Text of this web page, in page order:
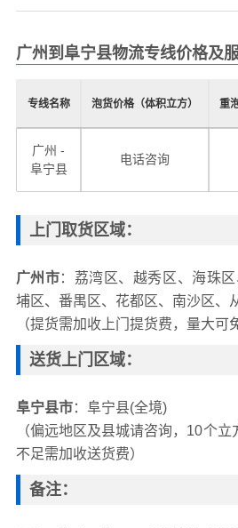
广州到阜宁县物流专线价格及
专线名称 泡货价格（体积立方） 重
广州 -
阜宁县
电话咨询
上门取货区域：
广州市：荔湾区、越秀区、海珠
埔区、番禺区、花都区、南沙区、
（提货需加收上门提货费，量大可
送货上门区域：
阜宁县市：阜宁县(全境)
（偏远地区及县城请咨询，10个立
不足需加收送货费）
备注：